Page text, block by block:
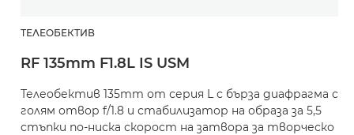
ТЕЛЕОБЕКТИВ
RF 135mm F1.8L IS USM
Телеобектив 135mm от серия L с бърза диафрагма с
голям отвор f/1.8 и стабилизатор на образа за 5,5
стъпки по-ниска скорост на затвора за творческо